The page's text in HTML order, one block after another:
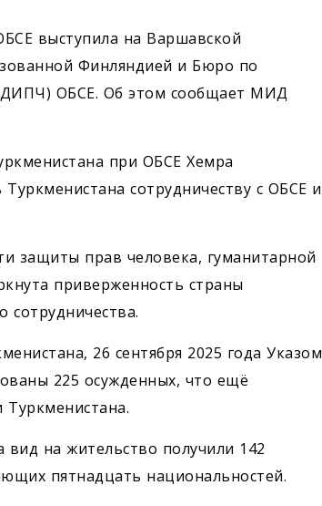
выступила на Варшавской
Финляндией и Бюро по
ОБСЕ. Об этом сообщает МИД
при ОБСЕ Хемра
сотрудничеству с ОБСЕ и
защиты прав человека, гуманитарной
приверженность страны
26 сентября 2025 года Указом
225 осужденных, что ещё
Туркменистана.
на жительство получили 142
пятнадцать национальностей.